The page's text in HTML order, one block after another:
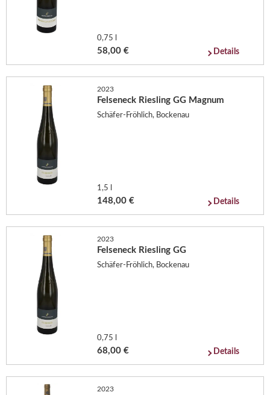
0,75 l
58,00 € Details
2023
Felseneck Riesling GG Magnum
Schäfer-Fröhlich, Bockenau
1,5 l
148,00 € Details
2023
Felseneck Riesling GG
Schäfer-Fröhlich, Bockenau
0,75 l
68,00 € Details
2023